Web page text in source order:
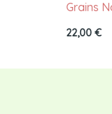
Grains
22,00€